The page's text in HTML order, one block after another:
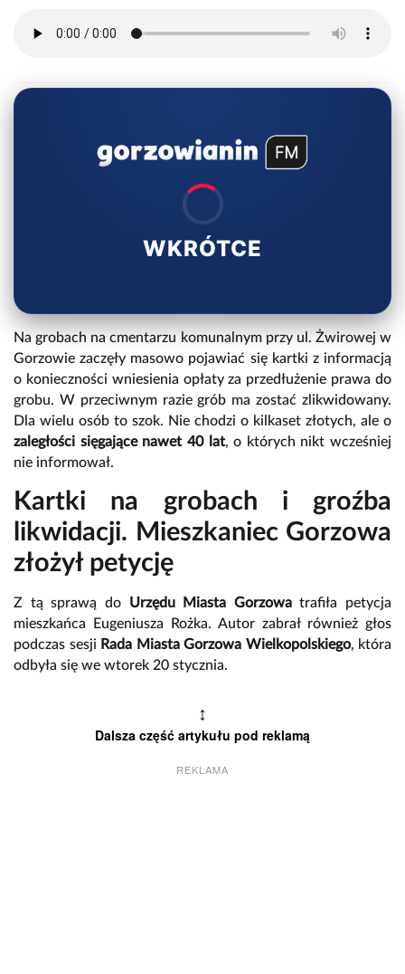
WKRÓTCE
Na grobach na cmentarzu komunalnym przy ul. Żwirowej w
Gorzowie zaczęły masowo pojawiać się kartki z informacją
o konieczności wniesienia opłaty za przedłużenie prawa do
grobu. W przeciwnym razie grób ma zostać zlikwidowany.
Dla wielu osób to szok. Nie chodzi o kilkaset złotych, ale o
zaległości sięgające nawet 40 lat, o których nikt wcześniej
nie informował.
Kartki na grobach i groźba
likwidacji. Mieszkaniec Gorzowa
złożył petycję
Z tą sprawą do Urzędu Miasta Gorzowatrafiła petycja
mieszkańca Eugeniusza Rożka. Autor zabrał również głos
podczas sesji Rada Miasta Gorzowa Wielkopolskiego, która
odbyła się we wtorek 20 stycznia.
↕
Dalsza część artykułu pod reklamą
REKLAMA